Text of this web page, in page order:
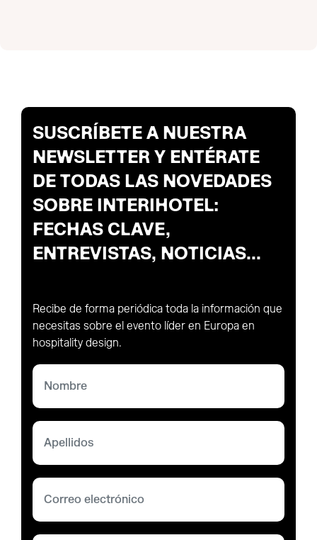
SUSCRÍBETE A NUESTRA
NEWSLETTER Y ENTÉRATE
DE TODAS LAS NOVEDADES
SOBRE INTERIHOTEL:
FECHAS CLAVE,
ENTREVISTAS, NOTICIAS...
Recibe de forma periódica toda la información que
necesitas sobre el evento líder en Europa en
hospitality design.